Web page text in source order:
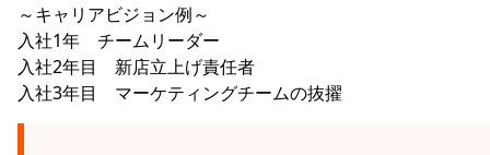
～キャリアビジョン例～
入社1年 チームリーダー
入社2年目 新店立上げ責任者
入社3年目 マーケティングチームの抜擢